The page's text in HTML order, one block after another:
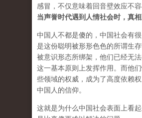
感冒，不仅意味着回音壁效应不容
当声誉时代遇到人情社会时，真
中国人不都是傻的，中国社会有
是这份聪明被形形色色的所谓生存
被意识形态所绑架，他们已经无
这一基本原则上发挥作用。而他
些领域的权威，成为了高度依赖
中国人的信仰。
这就是为什么中国社会表面上看起